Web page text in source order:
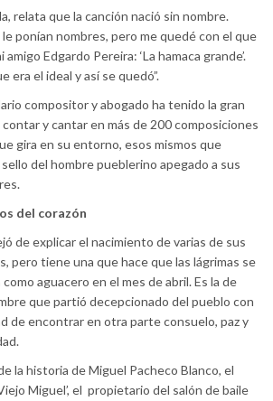
relata que la canción nació sin nombre.
le ponían nombres, pero me quedé con el que
amigo Edgardo Pereira: ‘La hamaca grande’.
era el ideal y así se quedó”.
compositor y abogado ha tenido la gran
y cantar en más de 200 composiciones
gira en su entorno, esos mismos que
del hombre pueblerino apegado a sus
del corazón
de explicar el nacimiento de varias de sus
pero tiene una que hace que las lágrimas se
aguacero en el mes de abril. Es la de
que partió decepcionado del pueblo con
de encontrar en otra parte consuelo, paz y
la historia de Miguel Pacheco Blanco, el
Miguel’, el propietario del salón de baile